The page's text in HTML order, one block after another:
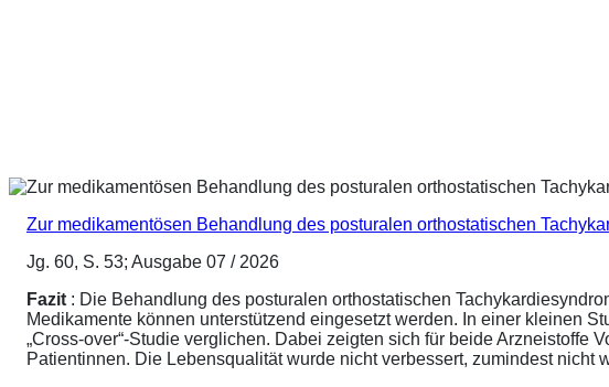
Zur medikamentösen Behandlung des posturalen orthostatischen
Jg. 60, S. 53; Ausgabe 07 / 2026
Fazit : Die Behandlung des posturalen orthostatischen
Medikamente können unterstützend eingesetzt werden. In einer kleinen
„Cross-over“-Studie verglichen. Dabei zeigten sich für beide
Patientinnen. Die Lebensqualität wurde nicht verbessert, zumindest nicht